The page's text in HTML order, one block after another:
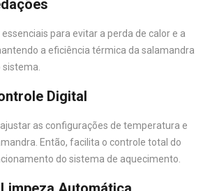
para evitar a perda de calor e a
a eficiência térmica da salamandra
Digital
as configurações de temperatura e
Então, facilita o controle total do
do sistema de aquecimento.